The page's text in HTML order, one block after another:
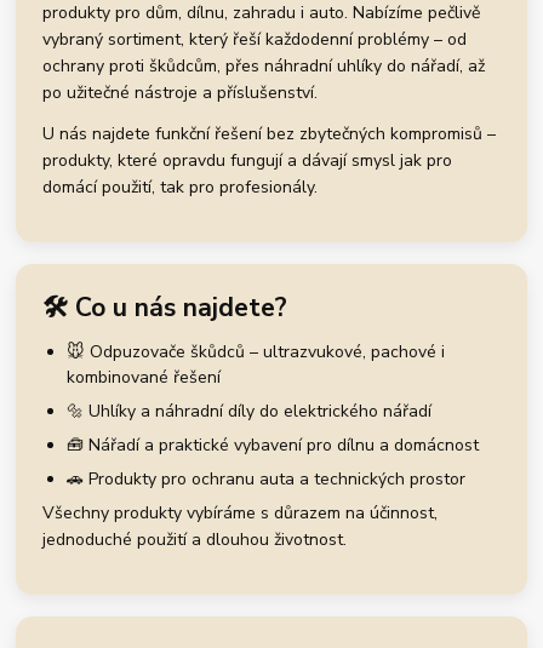
produkty pro dům, dílnu, zahradu i auto. Nabízíme pečlivě
vybraný sortiment, který řeší každodenní problémy – od
ochrany proti škůdcům, přes náhradní uhlíky do nářadí, až
po užitečné nástroje a příslušenství.
U nás najdete funkční řešení bez zbytečných kompromisů –
produkty, které opravdu fungují a dávají smysl jak pro
domácí použití, tak pro profesionály.
🛠️ Co u nás najdete?
🐭 Odpuzovače škůdců – ultrazvukové, pachové i
kombinované řešení
🔩 Uhlíky a náhradní díly do elektrického nářadí
🧰 Nářadí a praktické vybavení pro dílnu a domácnost
🚗 Produkty pro ochranu auta a technických prostor
Všechny produkty vybíráme s důrazem na účinnost,
jednoduché použití a dlouhou životnost.